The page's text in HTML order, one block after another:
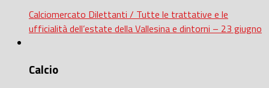
Calciomercato Dilettanti / Tutte le trattative e le
ufficialità dell’estate della Vallesina e dintorni – 23 giugno
Calcio